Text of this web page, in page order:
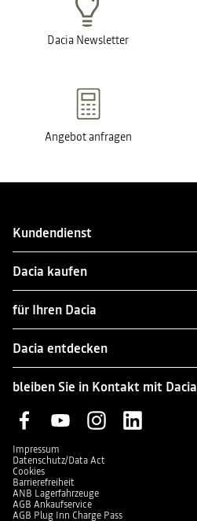
Dacia Newsletter
Angebot anfragen
Kundendienst
Dacia kaufen
für Ihren Dacia
Dacia entdecken
bleiben Sie in Kontakt mit Dacia
Impressum
Datenschutz/Data Act
Cookies
Barrierefreiheit
ANB Lagerfahrzeuge
AGB Ankaufservice
AGB Plug Inn Charge Pass